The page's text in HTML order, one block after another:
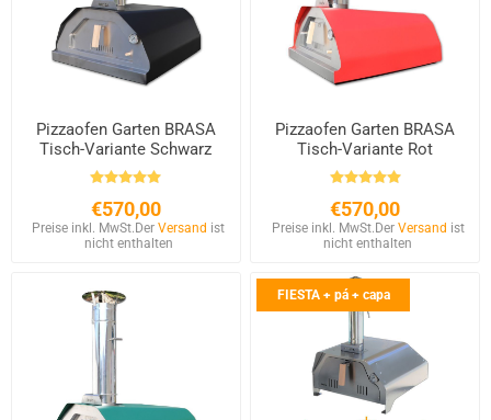
Pizzaofen Garten BRASA
Tisch-Variante Schwarz
€570,00
Preise inkl. MwSt.DerVersand ist
nicht enthalten
Pizzaofen Garten BRASA
Tisch-Variante Rot
€570,00
Preise inkl. MwSt.Der Versand ist
nicht enthalten
FIESTA + pá + capa